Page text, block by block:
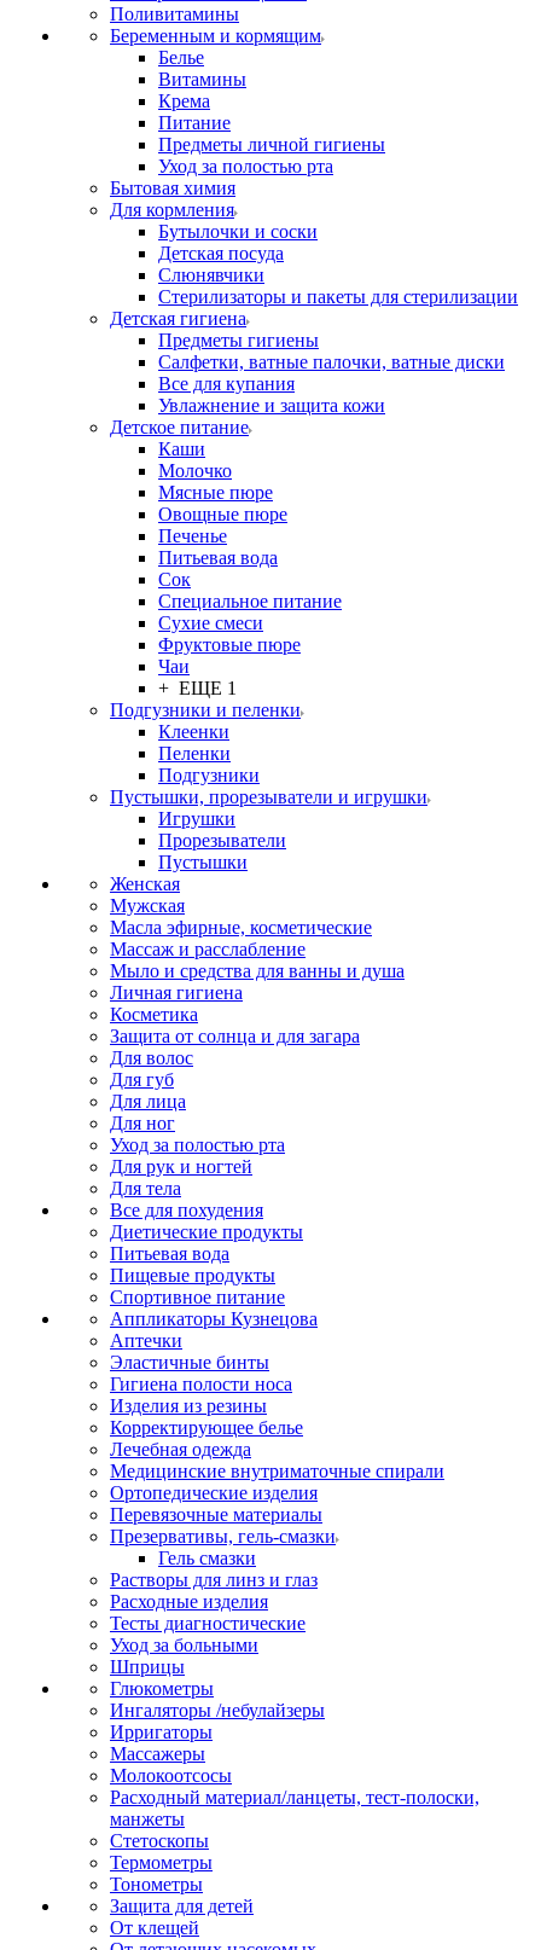
Поливитамины
Беременным и кормящим
Белье
Витамины
Крема
Питание
Предметы личной гигиены
Уход за полостью рта
Бытовая химия
Для кормления
Бутылочки и соски
Детская посуда
Слюнявчики
Стерилизаторы и пакеты для стерилизации
Детская гигиена
Предметы гигиены
Салфетки, ватные палочки, ватные диски
Все для купания
Увлажнение и защита кожи
Детское питание
Каши
Молочко
Мясные пюре
Овощные пюре
Печенье
Питьевая вода
Сок
Специальное питание
Сухие смеси
Фруктовые пюре
Чаи
+ ЕЩЕ 1
Подгузники и пеленки
Клеенки
Пеленки
Подгузники
Пустышки, прорезыватели и игрушки
Игрушки
Прорезыватели
Пустышки
Женская
Мужская
Масла эфирные, косметические
Массаж и расслабление
Мыло и средства для ванны и душа
Личная гигиена
Косметика
Защита от солнца и для загара
Для волос
Для губ
Для лица
Для ног
Уход за полостью рта
Для рук и ногтей
Для тела
Все для похудения
Диетические продукты
Питьевая вода
Пищевые продукты
Спортивное питание
Аппликаторы Кузнецова
Аптечки
Эластичные бинты
Гигиена полости носа
Изделия из резины
Корректирующее белье
Лечебная одежда
Медицинские внутриматочные спирали
Ортопедические изделия
Перевязочные материалы
Презервативы, гель-смазки
Гель смазки
Растворы для линз и глаз
Расходные изделия
Тесты диагностические
Уход за больными
Шприцы
Глюкометры
Ингаляторы /небулайзеры
Ирригаторы
Массажеры
Молокоотсосы
Расходный материал/ланцеты, тест-полоски,
манжеты
Стетоскопы
Термометры
Тонометры
Защита для детей
От клещей